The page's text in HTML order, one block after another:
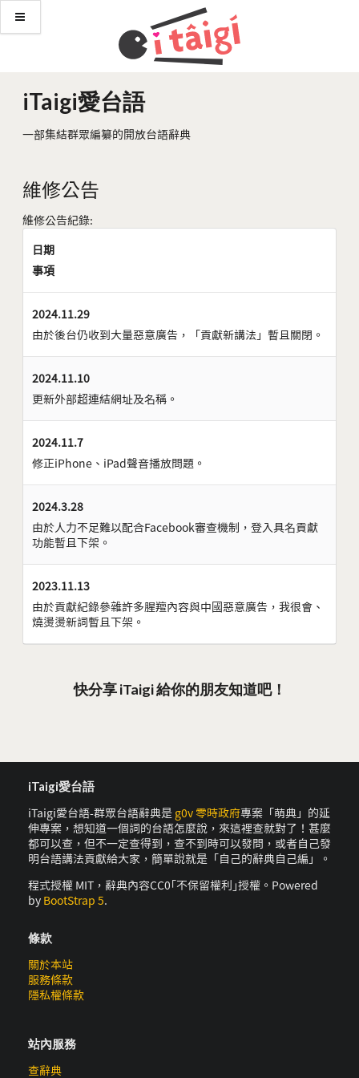
iTaigi愛台語
一部集結群眾編纂的開放台語辭典
維修公告
維修公告紀錄:
日期
事項
2024.11.29
由於後台仍收到大量惡意廣告，「貢獻新講法」暫且關閉。
2024.11.10
更新外部超連結網址及名稱。
2024.11.7
修正iPhone、iPad聲音播放問題。
2024.3.28
由於人力不足難以配合Facebook審查機制，登入具名貢獻
功能暫且下架。
2023.11.13
由於貢獻紀錄參雜許多腥羶內容與中國惡意廣告，我很會、
燒燙燙新詞暫且下架。
快分享 iTaigi 給你的朋友知道吧！
iTaigi愛台語
iTaigi愛台語-群眾台語辭典是 g0v 零時政府專案「萌典」的延
伸專案，想知道一個詞的台語怎麼說，來這裡查就對了！甚麼
都可以查，但不一定查得到，查不到時可以發問，或者自己發
明台語講法貢獻給大家，簡單說就是「自己的辭典自己編」。
程式授權 MIT，辭典內容CC0｢不保留權利｣授權。Powered
by BootStrap 5.
條款
關於本站
服務條款
隱私權條款
站內服務
查辭典